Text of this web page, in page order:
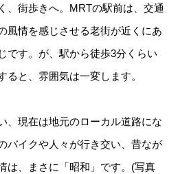
、街歩きへ。MRTの駅前は、交通
風情を感じさせる老街が近くにあ
です。が、駅から徒歩3分くらい
ると、雰囲気は一変します。
、現在は地元のローカル道路にな
バイクや人々が行き交い、昔なが
は、まさに「昭和」です。(写真